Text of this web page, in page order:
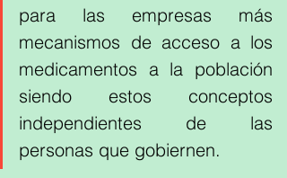
para las empresas más
mecanismos de acceso a los
medicamentos a la población
siendo estos conceptos
independientes de las
personas que gobiernen.